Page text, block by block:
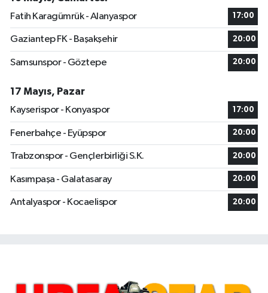
Fatih Karagümrük - Alanyaspor
17:00
Gaziantep FK - Başakşehir 20:00
Samsunspor - Göztepe 20:00
17 Mayıs, Pazar
Kayserispor - Konyaspor
17:00
Fenerbahçe - Eyüpspor 20:00
Trabzonspor - Gençlerbirliği S.K. 20:00
Kasımpaşa - Galatasaray 20:00
Antalyaspor - Kocaelispor 20:00